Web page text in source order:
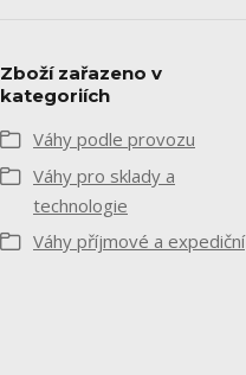
Zboží zařazeno v
kategoriích
Váhy podle provozu
Váhy pro sklady a
technologie
Váhy příjmové a expediční